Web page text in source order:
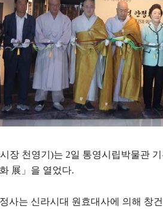
시장 천영기 )는 2일 통영시립박물관
展 」 을 열었다.
사는 신라시대 원효대사에 의해 창